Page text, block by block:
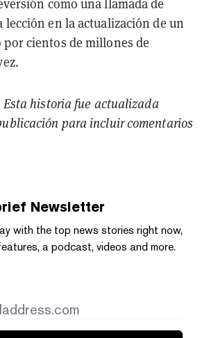
como una llamada de
en la actualización de un
por cientos de millones de
historia fue actualizada
para incluir comentarios
Newsletter
with the top news stories right now,
a podcast, videos and more.